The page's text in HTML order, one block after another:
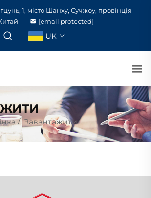
1, місто Шанху, Сучжоу, провінція
[email protected]
UK
/Завантажити